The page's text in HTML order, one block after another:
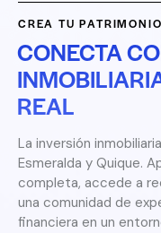
CREA TU
CONECTA
REAL
La inversión
Esmeralda y Quique.
completa, accede a
una comunidad de
financiera en un